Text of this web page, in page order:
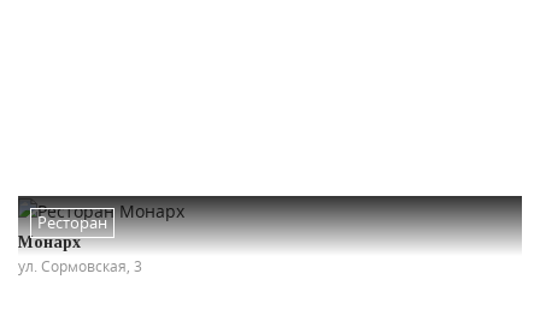
Ресторан
Монарх
ул. Сормовская, 3